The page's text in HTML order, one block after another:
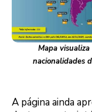
Mapa
nacionalidades
A página ainda